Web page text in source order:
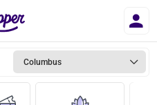
Columbus